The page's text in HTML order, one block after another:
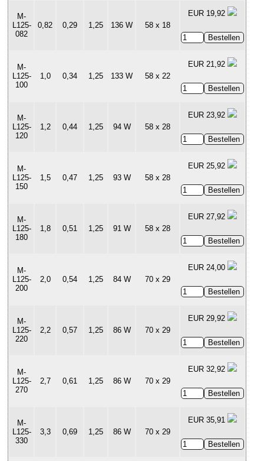
M-
L125-
082
0,82 0,29 1,25 136 W 58 x 18
EUR 19,92
M-
L125-
100
1,0 0,34 1,25 133 W 58 x 22
EUR 21,92
M-
L125-
120
1,2 0,44 1,25 94 W 58 x 28
EUR 23,92
M-
L125-
150
1,5 0,47 1,25 93 W 58 x 28
EUR 25,92
M-
L125-
180
1,8 0,51 1,25 91 W 58 x 28
EUR 27,92
M-
L125-
200
2,0 0,54 1,25 84 W 70 x 29
EUR 24,00
M-
L125-
220
2,2 0,57 1,25 86 W 70 x 29
EUR 29,92
M-
L125-
270
2,7 0,61 1,25 86 W 70 x 29
EUR 32,92
M-
L125-
330
3,3 0,69 1,25 86 W 70 x 29
EUR 35,91